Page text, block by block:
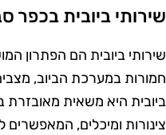
ביובית בכפר
ביובית הם הפתרון
במערכת הביוב,
היא משאית מאובזרת
ומיכלים, המאפשרים